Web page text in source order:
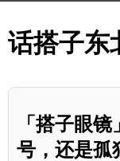
话搭子东
「搭子眼
号，还是孤